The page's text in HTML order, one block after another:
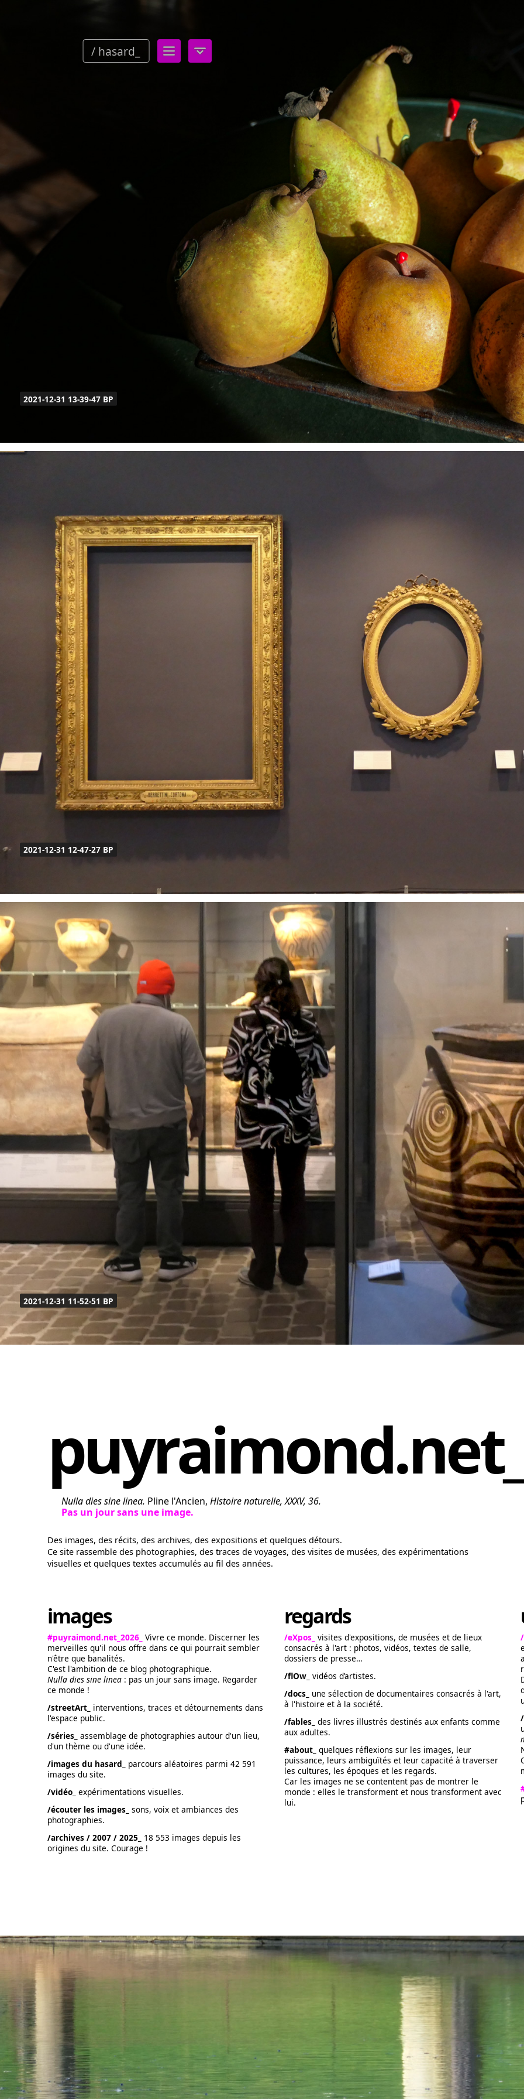
/ hasard_
2021-12-31 13-39-47 BP
2021-12-31 12-47-27 BP
2021-12-31 11-52-51 BP
Nulla dies sine linea. Pline l'Ancien, Histoire naturelle, XXXV, 36.
Pas un jour sans une image.
Des images, des récits, des archives, des expositions et quelques détours.
Ce site rassemble des photographies, des traces de voyages, des visites de musées, des expérimentations
visuelles et quelques textes accumulés au fil des années.
images
#puyraimond.net_2026_ Vivre ce monde. Discerner les
merveilles qu'il nous offre dans ce qui pourrait sembler
n'être que banalités.
C'est l'ambition de ce blog photographique.
Nulla dies sine linea: pas un jour sans image. Regarder
ce monde !
/streetArt_ interventions, traces et détournements dans
l'espace public.
/séries_ assemblage de photographies autour d'un lieu,
d'un thème ou d'une idée.
/images du hasard_
parcours aléatoires parmi 42 591
images du site.
/vidéo_ expérimentations visuelles.
/écouter les images_ sons, voix et ambiances des
photographies.
/archives / 2007 / 2025_ 18 553 images depuis les
origines du site. Courage !
regards
/eXpos_ visites d'expositions, de musées et de lieux
consacrés à l'art : photos, vidéos, textes de salle,
dossiers de presse…
/flOw_ vidéos d’artistes.
/docs_ une sélection de documentaires consacrés à l'art,
à l'histoire et à la société.
/fables_ des livres illustrés destinés aux enfants comme
aux adultes.
#about_ quelques réflexions sur les images, leur
puissance, leurs ambiguïtés et leur capacité à traverser
les cultures, les époques et les regards.
Car les images ne se contentent pas de montrer le
monde : elles le transforment et nous transforment avec
lui.